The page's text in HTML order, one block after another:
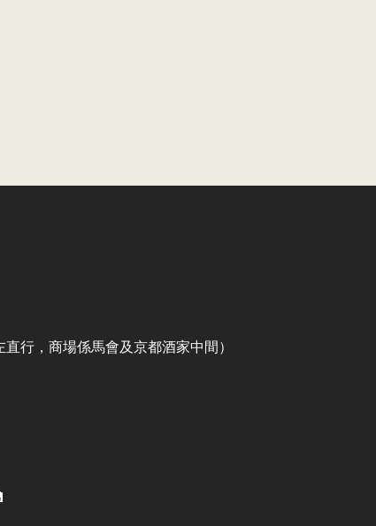
行，商場係馬會及京都酒家中間）